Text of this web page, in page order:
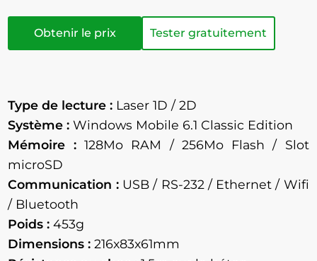
Obtenir le prix Tester gratuitement
Type de lecture : Laser 1D / 2D
Système : Windows Mobile 6.1 Classic Edition
Mémoire : 128Mo
RAM / 256Mo Flash / Slot
microSD
Communication :USB / RS-232 / Ethernet / Wifi
/ Bluetooth
Poids :453g
Dimensions : 216x83x61mm